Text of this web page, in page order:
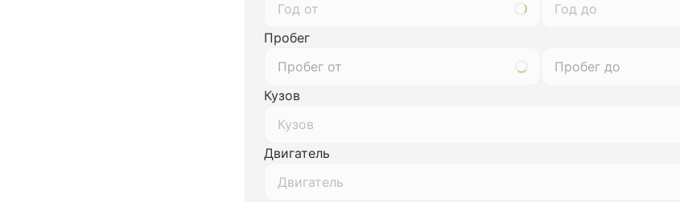
Год от
Год до
Пробег
Кузов
Кузов
Двигатель
Двигатель